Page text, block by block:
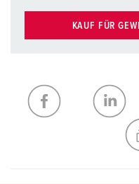
KAUF FÜR